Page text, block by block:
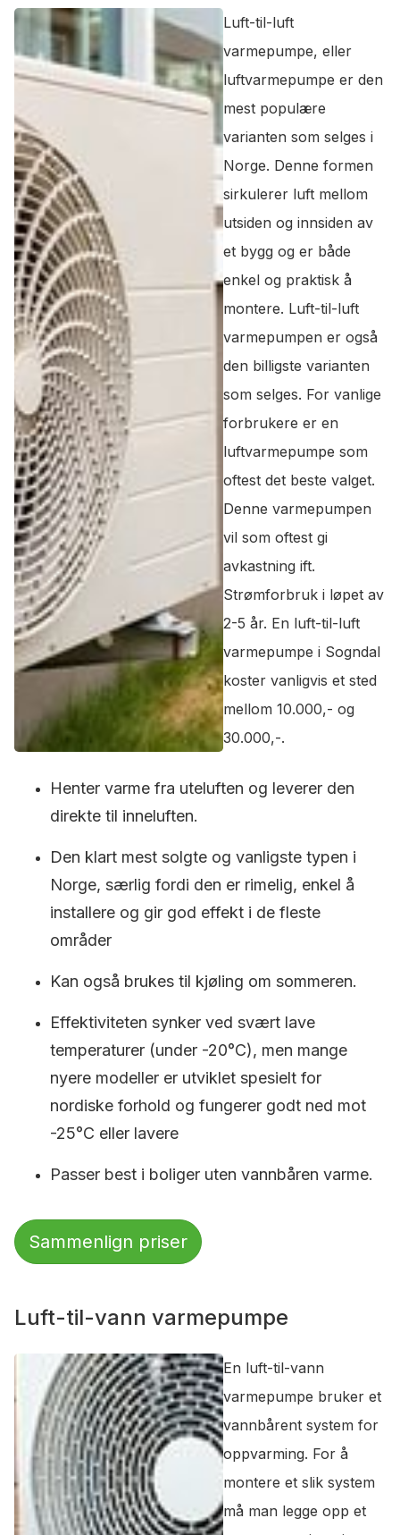
Luft-til-luft
varmepumpe, eller
luftvarmepumpe er den
mest populære
varianten som selges i
Norge. Denne formen
sirkulerer luft mellom
utsiden og innsiden av
et bygg og er både
enkel og praktisk å
montere. Luft-til-luft
varmepumpen er også
den billigste varianten
som selges. For vanlige
forbrukere er en
luftvarmepumpe som
oftest det beste valget.
Denne varmepumpen
vil som oftest gi
avkastning ift.
Strømforbruk i løpet av
2-5 år. En luft-til-luft
varmepumpe i Sogndal
koster vanligvis et sted
mellom 10.000,- og
30.000,-.
Henter varme fra uteluften og leverer den
direkte til inneluften.
Den klart mest solgte og vanligste typen i
Norge, særlig fordi den er rimelig, enkel å
installere og gir god effekt i de fleste
områder
Kan også brukes til kjøling om sommeren.
Effektiviteten synker ved svært lave
temperaturer (under -20°C), men mange
nyere modeller er utviklet spesielt for
nordiske forhold og fungerer godt ned mot
-25°C eller lavere
Passer best i boliger uten vannbåren varme.
Sammenlign priser
Luft-til-vann varmepumpe
En luft-til-vann
varmepumpe bruker et
vannbårent system for
oppvarming. For å
montere et slik system
må man legge opp et